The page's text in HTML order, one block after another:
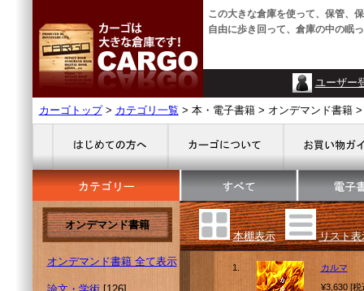
この大きな倉庫を使って、保管、
自由に歩き回って、倉庫の中の眠
ユーザー
カーゴトップ> カテゴリ一覧 > 本・電子書籍 > オンデマンド書籍
オンデマンド書籍
オンデマンド書籍 全て表示
本棚表示 リスト表
1.
カルマ
¥3,630 [